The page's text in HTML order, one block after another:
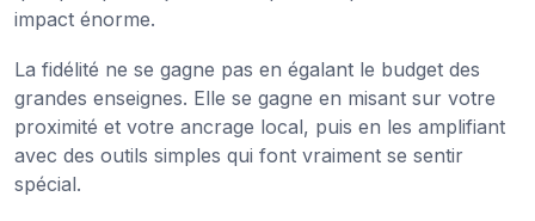
impact énorme.
La fidélité ne se gagne pas en égalant le budget des
grandes enseignes. Elle se gagne en misant sur votre
proximité et votre ancrage local, puis en les amplifiant
avec des outils simples qui font vraiment se sentir
spécial.